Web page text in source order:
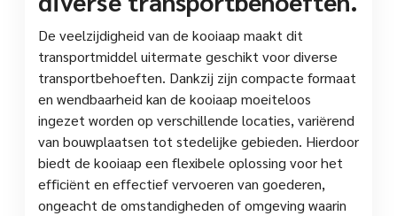
De veelzijdigheid van de kooiaap maakt dit
transportmiddel uitermate geschikt voor diverse
transportbehoeften. Dankzij zijn compacte formaat
en wendbaarheid kan de kooiaap moeiteloos
ingezet worden op verschillende locaties, variërend
van bouwplaatsen tot stedelijke gebieden. Hierdoor
biedt de kooiaap een flexibele oplossing voor het
efficiënt en effectief vervoeren van goederen,
ongeacht de omstandigheden of omgeving waarin